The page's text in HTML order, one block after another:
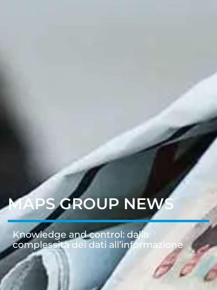
MAPS GROUP NEWS
Knowledge and control: dalla
complessità dei dati all’informazione